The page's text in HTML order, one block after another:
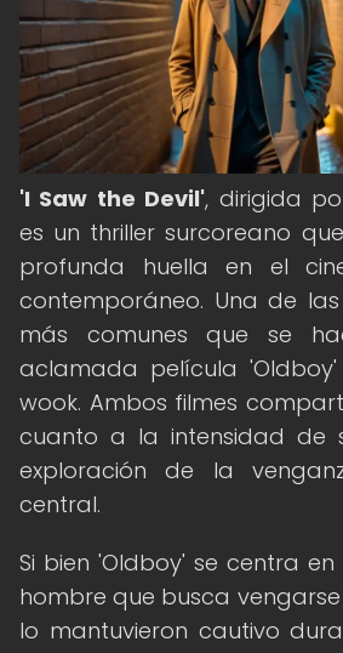
'I Saw the Devil', dirigida
es un thriller surcoreano
profunda huella en el
contemporáneo. Una de
más comunes que se
aclamada película
wook. Ambos filmes
cuanto a la intensidad de
exploración de la
central.
Si bien 'Oldboy' se centra
hombre que busca
lo mantuvieron cautivo